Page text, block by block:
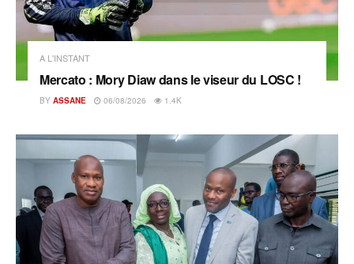
A L'INSTANT
Mercato : Mory Diaw dans le viseur du LOSC !
BY ASSANE 06/08/2026 1.4K